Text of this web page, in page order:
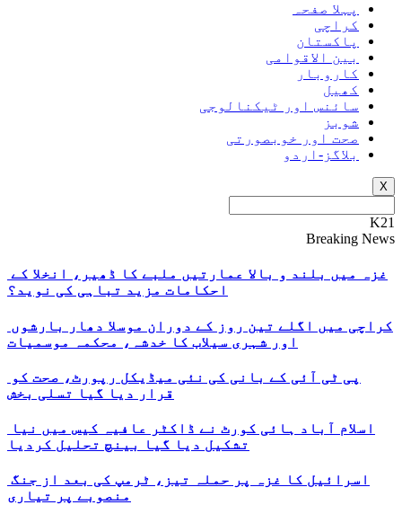
پہلا صفحہ
کراچی
پاکستان
بین الاقوامی
کاروبار
کھیل
سائنس اور ٹیکنالوجی
شوبز
صحت اور خوبصورتی
بلاگز-اردو
X
K21
Breaking News
غزہ میں بلند و بالا عمارتیں ملبے کا ڈھیر، انخلا کے
احکامات مزید تباہی کی نوید؟
کراچی میں اگلے تین روز کے دوران موسلا دھار بارشوں
اور شہری سیلاب کا خدشہ، محکمہ موسمیات
پی ٹی آئی کے بانی کی نئی میڈیکل رپورٹ، صحت کو
قرار دیا گیا تسلی بخش
اسلام آباد ہائی کورٹ نے ڈاکٹر عافیہ کیس میں نیا
تشکیل دیا گیا بینچ تحلیل کردیا
اسرائیل کا غزہ پر حملہ تیز، ٹرمپ کی بعد از جنگ
منصوبے پر تیاری